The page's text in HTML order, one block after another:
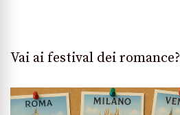
Vai ai festival dei romance?